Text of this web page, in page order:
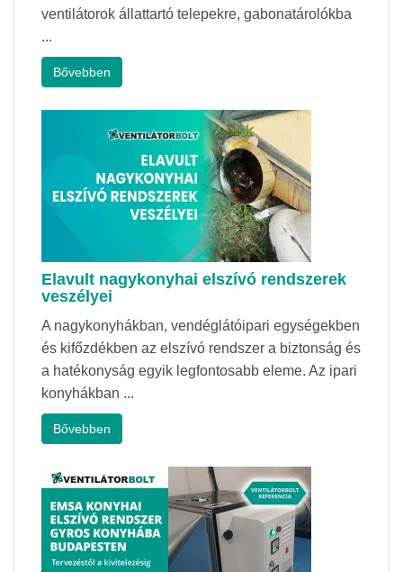
ventilátorok állattartó telepekre, gabonatárolókba
...
Bővebben
Elavult nagykonyhai elszívó rendszerek
veszélyei
A nagykonyhákban, vendéglátóipari egységekben
és kifőzdékben az elszívó rendszer a biztonság és
a hatékonyság egyik legfontosabb eleme. Az ipari
konyhákban ...
Bővebben